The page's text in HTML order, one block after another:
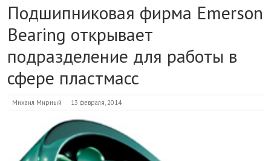
Подшипниковая фирма Emerson
Bearing открывает
подразделение для работы в
сфере пластмасс
Михаил Мирный 13 февраля, 2014